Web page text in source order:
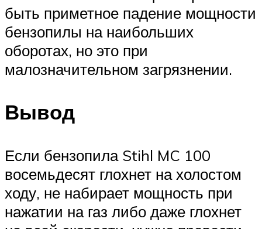
быть приметное падение мощности
бензопилы на наибольших
оборотах, но это при
малозначительном загрязнении.
Вывод
Если бензопила Stihl MC 100
восемьдесят глохнет на холостом
ходу, не набирает мощность при
нажатии на газ либо даже глохнет